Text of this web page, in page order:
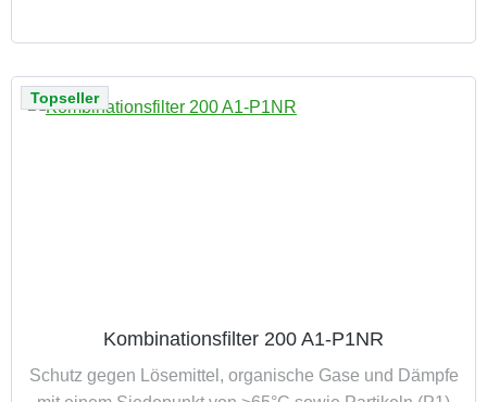
Topseller
Kombinationsfilter 200 A1-P1NR
Schutz gegen Lösemittel, organische Gase und Dämpfe